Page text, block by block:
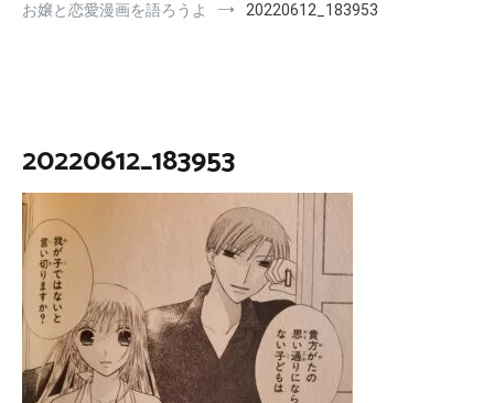
お嬢と恋愛漫画を語ろうよ
20220612_183953
20220612_183953